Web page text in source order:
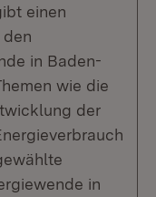
einen
in Baden-
wie die
der
in